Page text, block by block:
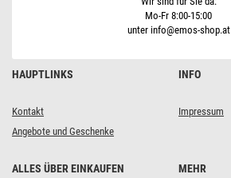
HAUPTLINKS
Kontakt
Angebote und Geschenke
INFO
Impressum
ALLES ÜBER EINKAUFEN MEHR
Mo-Fr 8:00-15:00
unter info@emos-shop.at